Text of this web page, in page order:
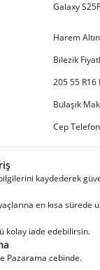
Galaxy
Harem Altın
Bilezik
205 55 R16
Bulaşık
Cep
kaydederek
en kısa sürede
kolay iade edebilirsin.
Pazarama cebinde.